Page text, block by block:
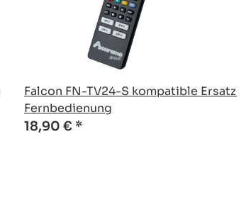
Falcon FN-TV24-S kompatible Ersatz
Fernbedienung
18,90 € *